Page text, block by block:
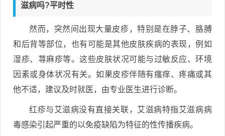
滋病吗?平时性
然而，突然间出现大量皮疹，特别是在脖子、胳膊
和后背等部位，也有可能是其他皮肤疾病的表现，例如
湿疹、荨麻疹等。这些皮肤状况可能与过敏反应、环境
因素或身体状况有关。如果皮疹伴随有瘙痒、疼痛或其
他不适，建议及时就医，由专业医生进行诊断。
红疹与艾滋病没有直接关联，艾滋病特指艾滋病病
毒感染引起严重的以免疫缺陷为特征的性传播疾病。